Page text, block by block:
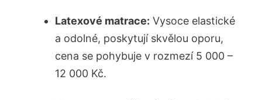
Latexové matrace: Vysoce elastické
a odolné, poskytují skvělou oporu,
cena se pohybuje v rozmezí 5 000 –
12 000 Kč.